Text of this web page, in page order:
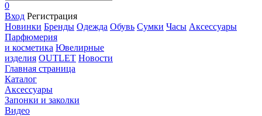
0
Вход Регистрация
Новинки Бренды Одежда Обувь Сумки Часы Аксессуары
Парфюмерия
и косметика Ювелирные
изделия OUTLET Новости
Главная страница
Каталог
Аксессуары
Запонки и заколки
Видео